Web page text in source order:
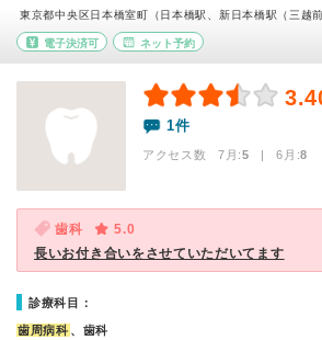
東京都中央区日本橋室町（日本橋駅、新日本橋駅（三越前
電子決済可 ネット予約
1件
アクセス数 7月:5 | 6月:8
歯科
5.0
長いお付き合いをさせていただいてます
診療科目：
歯周病科 、歯科